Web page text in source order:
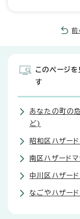
前
このページ
す
あなたの町の
ど)
昭和区ハザー
南区ハザードマ
中川区ハザー
なごやハザー